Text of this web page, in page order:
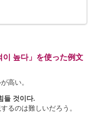
이 높다」を使った例文
高い。
들 것이다.
るのは難しいだろう。